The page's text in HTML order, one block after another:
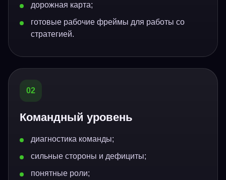
дорожная карта;
готовые рабочие фреймы для работы со
стратегией.
02
Командный уровень
диагностика команды;
сильные стороны и дефициты;
понятные роли;